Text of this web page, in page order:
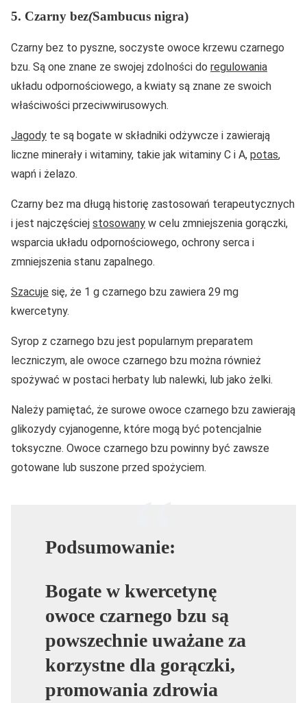
5. Czarny bez(Sambucus nigra)
Czarny bez to pyszne, soczyste owoce krzewu czarnego
bzu. Są one znane ze swojej zdolności do regulowania
układu odpornościowego, a kwiaty są znane ze swoich
właściwości przeciwwirusowych.
Jagody te są bogate w składniki odżywcze i zawierają
liczne minerały i witaminy, takie jak witaminy C i A, potas,
wapń i żelazo.
Czarny bez ma długą historię zastosowań terapeutycznych
i jest najczęściej stosowany w celu zmniejszenia gorączki,
wsparcia układu odpornościowego, ochrony serca i
zmniejszenia stanu zapalnego.
Szacuje się, że 1 g czarnego bzu zawiera 29 mg
kwercetyny.
Syrop z czarnego bzu jest popularnym preparatem
leczniczym, ale owoce czarnego bzu można również
spożywać w postaci herbaty lub nalewki, lub jako żelki.
Należy pamiętać, że surowe owoce czarnego bzu zawierają
glikozydy cyjanogenne, które mogą być potencjalnie
toksyczne. Owoce czarnego bzu powinny być zawsze
gotowane lub suszone przed spożyciem.
Podsumowanie:
Bogate w kwercetynę
owoce czarnego bzu są
powszechnie uważane za
korzystne dla gorączki,
promowania zdrowia